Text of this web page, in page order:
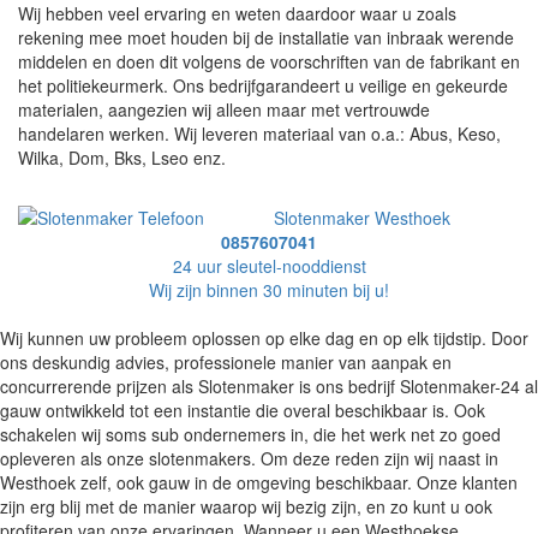
Wij hebben veel ervaring en weten daardoor waar u zoals
rekening mee moet houden bij de installatie van inbraak werende
middelen en doen dit volgens de voorschriften van de fabrikant en
het politiekeurmerk. Ons bedrijfgarandeert u veilige en gekeurde
materialen, aangezien wij alleen maar met vertrouwde
handelaren werken. Wij leveren materiaal van o.a.: Abus, Keso,
Wilka, Dom, Bks, Lseo enz.
Slotenmaker Westhoek
0857607041
24 uur sleutel-nooddienst
Wij zijn binnen 30 minuten bij u!
Wij kunnen uw probleem oplossen op elke dag en op elk tijdstip. Door
ons deskundig advies, professionele manier van aanpak en
concurrerende prijzen als Slotenmaker is ons bedrijf Slotenmaker-24 al
gauw ontwikkeld tot een instantie die overal beschikbaar is. Ook
schakelen wij soms sub ondernemers in, die het werk net zo goed
opleveren als onze slotenmakers. Om deze reden zijn wij naast in
Westhoek zelf, ook gauw in de omgeving beschikbaar. Onze klanten
zijn erg blij met de manier waarop wij bezig zijn, en zo kunt u ook